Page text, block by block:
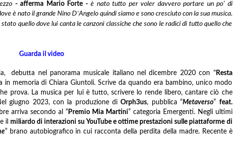
- afferma Mario Forte -è nato tutto per voler davvero portare un po’ di
è nato il grande Nino D’Angelo quindi siamo e sono cresciuto con la sua musica.
quello dove lui canta le canzoni classiche che sono le radici di tutto quello che
Guarda il video
debutta nel panorama musicale italiano nel dicembre 2020 con "Resta
memoria di Chiara Giuntoli. Scrive da quando era bambino, unico modo
prova. La musica per lui è tutto, scrivere lo rende libero, cantare ciò che
giugno 2023, con la produzione diOrph3us, pubblica “Metaverso” feat.
arriva secondo al “Premio Mia Martini” categoria Emergenti. Negli ultimi
il miliardo di interazioni su YouTube e ottime prestazioni sulle piattaforme di
” brano autobiografico in cui racconta della perdita della madre. Recente è